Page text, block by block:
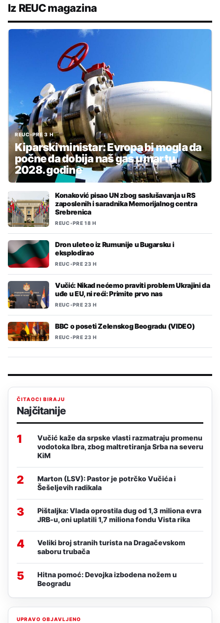
Iz REUC magazina
REUC•PRE 3 H
Kiparski ministar: Evropa bi mogla da
počne da dobija naš gas u martu
2028. godine
Konaković pisao UN zbog saslušavanja u RS
zaposlenih i saradnika Memorijalnog centra
Srebrenica
REUC•PRE 18 H
Dron uleteo iz Rumunije u Bugarsku i
eksplodirao
REUC•PRE 23 H
Vučić: Nikad nećemo praviti problem Ukrajini da
uđe u EU, ni reći: Primite prvo nas
REUC•PRE 23 H
BBC o poseti Zelenskog Beogradu (VIDEO)
REUC•PRE 23 H
ČITAOCI BIRAJU
Najčitanije
1
Vučić kaže da srpske vlasti razmatraju promenu
vodotoka Ibra, zbog maltretiranja Srba na severu
KiM
2
Marton (LSV): Pastor je potrčko Vučića i
Šešeljevih radikala
3
Pištaljka: Vlada oprostila dug od 1,3 miliona evra
JRB-u, oni uplatili 1,7 miliona fondu Vista rika
4
Veliki broj stranih turista na Dragačevskom
saboru trubača
5
Hitna pomoć: Devojka izbodena nožem u
Beogradu
UPRAVO OBJAVLJENO